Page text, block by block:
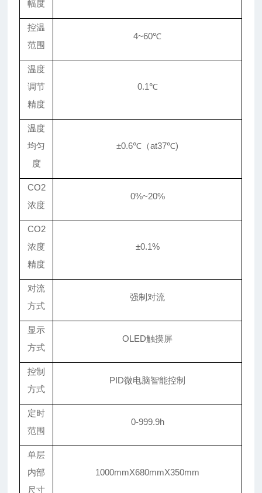
幅度
控温
范围
4~60℃
温度
调节
精度
0.1℃
温度
均匀
度
±0.6℃ （at37℃)
CO2
浓度
0%~20%
CO2
浓度
精度
±0.1%
对流
方式
强制对流
显示
方式
OLED触摸屏
控制
方式
PID微电脑智能控制
定时
范围
0-999.9h
单层
内部
尺寸
1000mmX680mmX350mm